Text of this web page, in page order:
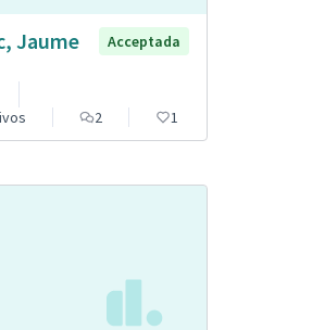
Jaume
Acceptada
2 1